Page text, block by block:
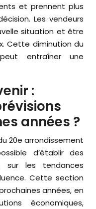
et prennent plus
Les vendeurs
situation et être
Cette diminution du
entraîner une
:
années ?
20e arrondissement
d’établir des
sur les tendances
Cette section
années, en
économiques,